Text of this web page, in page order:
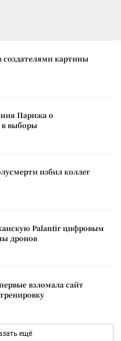
создателями картины
Парижа о
в выборы
избил коллег
Palantir цифровым
дронов
взломала сайт
ещё